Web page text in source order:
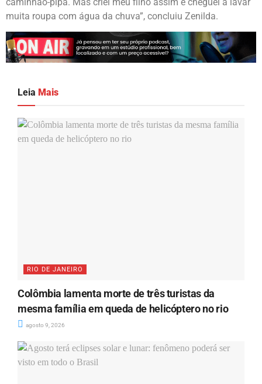
muita roupa com água da chuva”, concluiu Zenilda.
Leia Mais
RIO DE JANEIRO
Colômbia lamenta morte de três turistas da
mesma família em queda de helicóptero no rio
agosto 9, 2026